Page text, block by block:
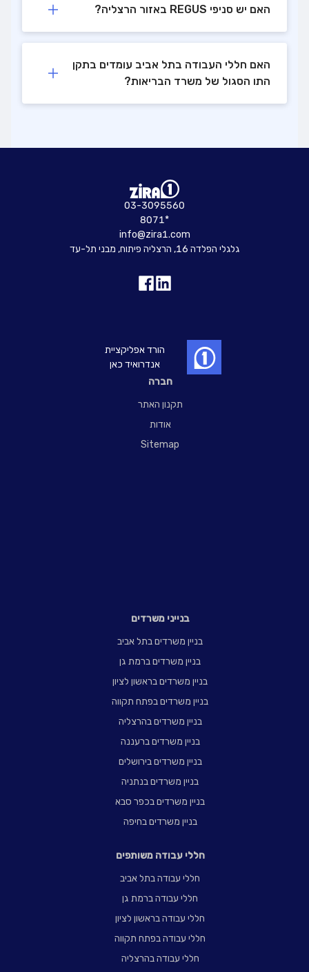
האם יש סניפי REGUS באזור הרצליה?
האם חללי העבודה בתל אביב עומדים בתקן
התו הסגול של משרד הבריאות?
חברה
תקנון האתר
אודות
Sitemap
בנייני משרדים
בניין משרדים בתל אביב
בניין משרדים ברמת גן
בניין משרדים בראשון לציון
בניין משרדים בפתח תקווה
בניין משרדים בהרצליה
בניין משרדים ברעננה
בניין משרדים בירושלים
בניין משרדים בנתניה
בניין משרדים בכפר סבא
בניין משרדים בחיפה
חללי עבודה משותפים
חללי עבודה בתל אביב
חללי עבודה ברמת גן
חללי עבודה בראשון לציון
חללי עבודה בפתח תקווה
חללי עבודה בהרצליה
03-3095560
8071*
info@zira1.com
גלגלי הפלדה 16, הרצליה פיתוח, מבני תל-עד
הורד אפליקציית
אנדרואיד כאן